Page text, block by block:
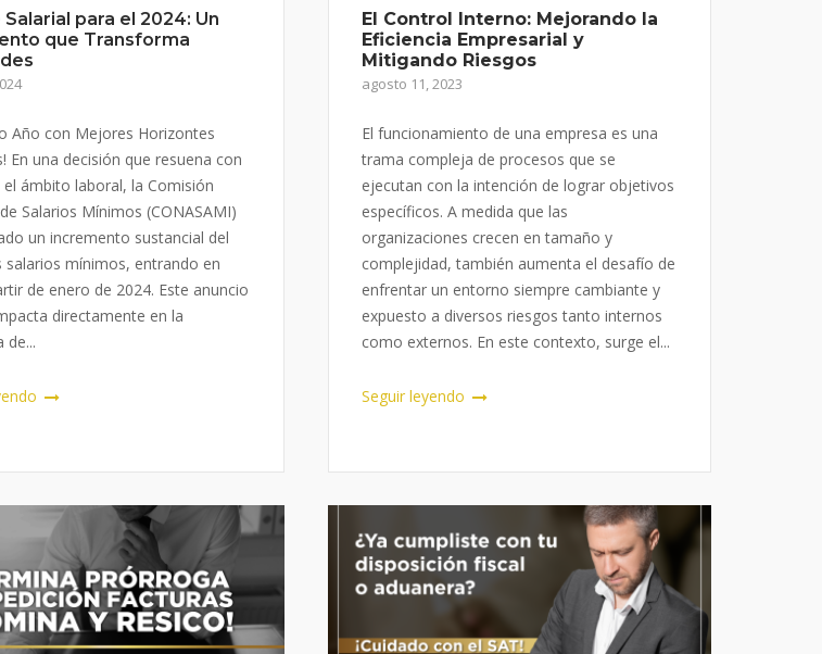
para el 2024: Un
que Transforma
Año con Mejores Horizontes
En una decisión que resuena con
ámbito laboral, la Comisión
Salarios Mínimos (CONASAMI)
un incremento sustancial del
salarios mínimos, entrando en
de enero de 2024. Este anuncio
directamente en la
de...
El Control Interno: Mejorando la
Eficiencia Empresarial y
Mitigando Riesgos
agosto 11, 2023
El funcionamiento de una empresa es una
trama compleja de procesos que se
ejecutan con la intención de lograr objetivos
específicos. A medida que las
organizaciones crecen en tamaño y
complejidad, también aumenta el desafío de
enfrentar un entorno siempre cambiante y
expuesto a diversos riesgos tanto internos
como externos. En este contexto, surge el...
Seguir leyendo